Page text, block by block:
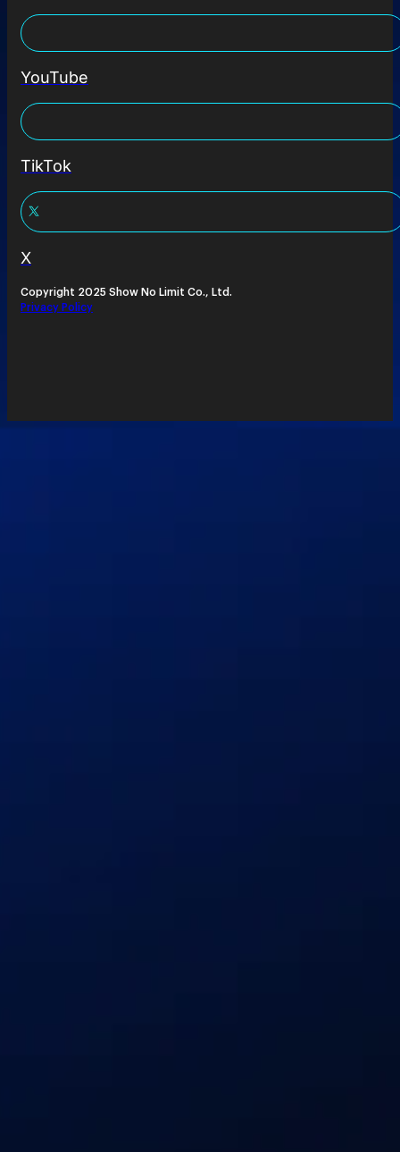
YouTube
TikTok
X
Copyright 2025 Show No Limit Co., Ltd.
Privacy Policy